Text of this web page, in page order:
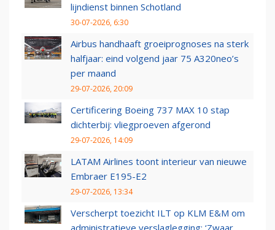
lijndienst binnen Schotland
30-07-2026, 6:30
Airbus handhaaft groeiprognoses na sterk
halfjaar: eind volgend jaar 75 A320neo’s
per maand
29-07-2026, 20:09
Certificering Boeing 737 MAX 10 stap
dichterbij: vliegproeven afgerond
29-07-2026, 14:09
LATAM Airlines toont interieur van nieuwe
Embraer E195-E2
29-07-2026, 13:34
Verscherpt toezicht ILT op KLM E&M om